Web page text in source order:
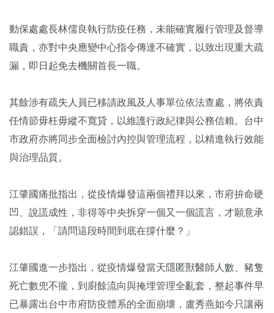
動保處處長林儒良執行防疫任務，未能確實履行管理及督導
職責，亦對中央應變中心指令傳達不確實，以致出現重大疏
漏，即日起免去機關首長一職。
其餘涉有疏失人員已移請政風及人事單位依法查處，將依責
任情節毋枉毋縱不寬貸，以維護行政紀律與公務信賴。台中
市政府亦將同步全面檢討內控與管理流程，以精進執行效能
與治理品質。
江肇國痛批指出，從疫情爆發這兩個禮拜以來，市府拚命硬
凹、說謊成性，非得等中央拆穿一個又一個謊言，才願意承
認錯誤，「請問這段時間到底在撐什麼？」
江肇國進一步指出，從疫情爆發當天隱匿獸醫師人數、豬隻
死亡數兜不攏，到廚餘流向與掩埋管理全亂套，整起事件早
已暴露出台中市府防疫體系的全面崩壞，盧秀燕如今只讓兩